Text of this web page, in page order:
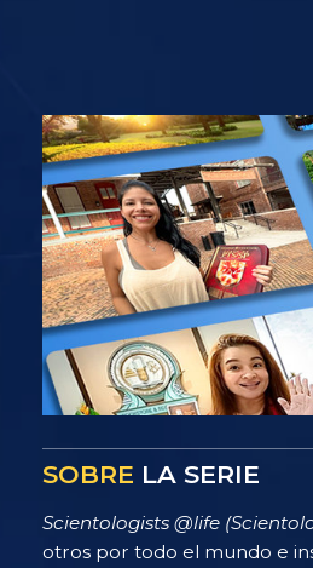
SOBRE LA SERIE
Scientologists @life
otros por todo el mundo e